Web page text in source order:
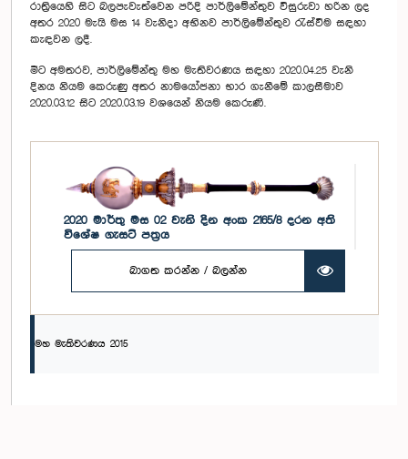
රාත්‍රියෙහි සිට බලපැවැත්වෙන පරිදි පාර්ලිමේන්තුව විසුරුවා හරින ලද
අතර 2020 මැයි මස 14 වැනිදා අභිනව පාර්ලිමේන්තුව රැස්වීම සඳහා
කැඳවන ලදී.
මීට අමතරව, පාර්ලිමේන්තු මහ මැතිවරණය සඳහා 2020.04.25 වැනි
දිනය නියම කෙරුණු අතර නාමයෝජනා භාර ගැනීමේ කාලසීමාව
2020.03.12 සිට 2020.03.19 වශයෙන් නියම කෙරුණි.
2020 මාර්තු මස 02 වැනි දින අංක 2165/8 දරන අති
විශේෂ ගැසට් පත්‍රය
බාගත කරන්න / බලන්න
මහ මැතිවරණය 2015